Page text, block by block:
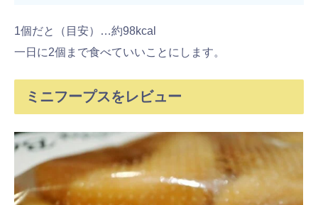
1個だと（目安）…約98kcal
一日に2個まで食べていいことにします。
ミニフープスをレビュー